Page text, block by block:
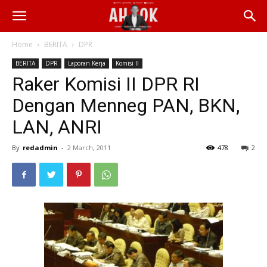
Home BERITA DPR
BERITA DPR Laporan Kerja Komisi II
Raker Komisi II DPR RI
Dengan Menneg PAN, BKN,
LAN, ANRI
By redadmin - 2 March, 2011 2
478